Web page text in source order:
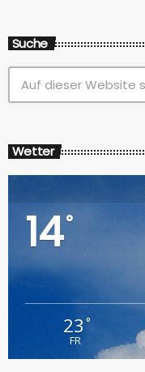
Suche
Wetter
14°
23 °
FR